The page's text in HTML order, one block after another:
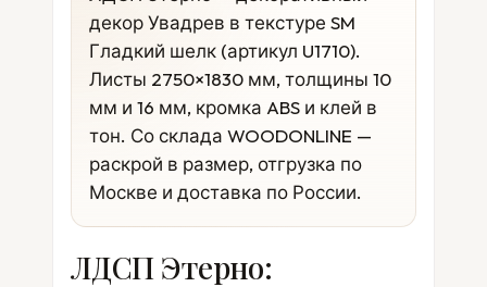
декор Увадрев в текстуре SM
Гладкий шелк (артикул U1710).
Листы 2750×1830 мм, толщины 10
мм и 16 мм, кромка ABS и клей в
тон. Со склада WOODONLINE —
раскрой в размер, отгрузка по
Москве и доставка по России.
ЛДСП Этерно: